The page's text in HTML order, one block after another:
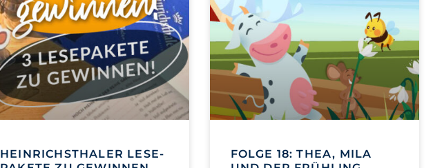
HEINRICHSTHALER LESE-
FOLGE 18: THEA, MILA